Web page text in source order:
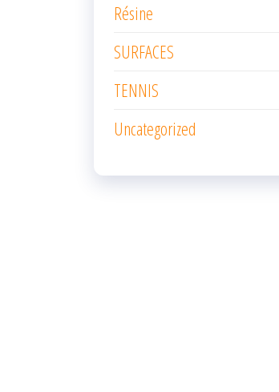
Résine
SURFACES
TENNIS
Uncategorized